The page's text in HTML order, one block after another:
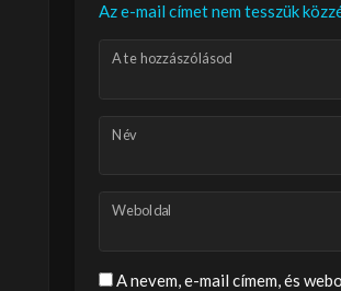
Az e-mail címet nem tesszük
A te hozzászólásod
Név
Weboldal
A nevem, e-mail címem, és